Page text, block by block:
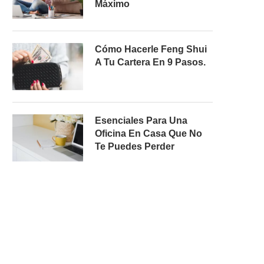
Máximo
Cómo Hacerle Feng Shui
A Tu Cartera En 9 Pasos.
Esenciales Para Una
Oficina En Casa Que No
Te Puedes Perder